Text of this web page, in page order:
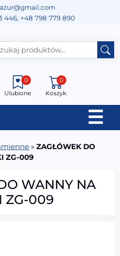
446, +48 798 779 890
Ulubione
0
Koszyk
0
☰
»ZAGŁÓWEK DO
ZG-009
WANNY NA
ZG-009